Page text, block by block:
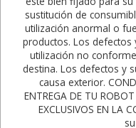
sustitución de
utilización anormal o
productos. Los defectos
utilización no
destina. Los defectos y
causa exterior.
ENTREGA DE TU
EXCLUSIVOS EN LA